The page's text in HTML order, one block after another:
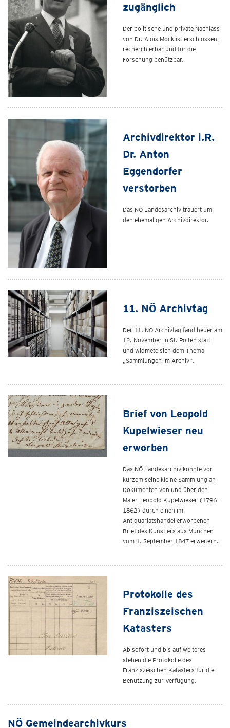
zugänglich
Der politische und private Nachlass
von Dr. Alois Mock ist erschlossen,
recherchierbar und für die
Forschung benützbar.
Archivdirektor i.R.
Dr. Anton
Eggendorfer
verstorben
Das NÖ Landesarchiv trauert um
den ehemaligen Archivdirektor.
11. NÖ Archivtag
Der 11. NÖ Archivtag fand heuer am
12. November in St. Pölten statt
und widmete sich dem Thema
„Sammlungen im Archiv“.
Brief von Leopold
Kupelwieser neu
erworben
Das NÖ Landesarchiv konnte vor
kurzem seine kleine Sammlung an
Dokumenten von und über den
Maler Leopold Kupelwieser (1796-
1862) durch einen im
Antiquariatshandel erworbenen
Brief des Künstlers aus München
vom 1. September 1847 erweitern.
Protokolle des
Franziszeischen
Katasters
Ab sofort und bis auf weiteres
stehen die Protokolle des
Franziszeischen Katasters für die
Benutzung zur Verfügung.
NÖ Gemeindearchivkurs